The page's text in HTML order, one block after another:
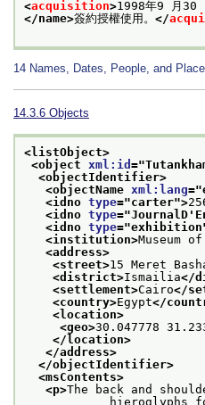
<acquisition>1998年9 月30
</name>簽約授權使用。 </
14 Names, Dates, People, and
14.3.6 Objects
<listObject>
<object xml:id ="
<objectIdentifier>
<objectName xml:lang="
<idno type="carter">
<idno type="
<idno type="exhibition
<institution>Museum
<address>
<street>15 Meret
<district>Ismailia</
<settlement>Cairo</
<country>Egypt</
<location>
<geo>30.047778
</location>
</address>
</objectIdentifier>
<msContents>
<p>The back and